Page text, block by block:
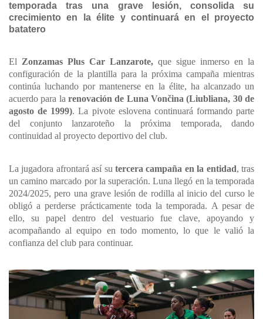
temporada tras una grave lesión, consolida su
crecimiento en la élite y continuará en el proyecto
batatero
El Zonzamas Plus Car Lanzarote, que sigue inmerso en la
configuración de la plantilla para la próxima campaña mientras
continúa luchando por mantenerse en la élite, ha alcanzado un
acuerdo para la renovación de Luna Vončina (Liubliana, 30 de
agosto de 1999). La pivote eslovena continuará formando parte
del conjunto lanzaroteño la próxima temporada, dando
continuidad al proyecto deportivo del club.
La jugadora afrontará así su tercera campaña en la entidad, tras
un camino marcado por la superación. Luna llegó en la temporada
2024/2025, pero una grave lesión de rodilla al inicio del curso le
obligó a perderse prácticamente toda la temporada. A pesar de
ello, su papel dentro del vestuario fue clave, apoyando y
acompañando al equipo en todo momento, lo que le valió la
confianza del club para continuar.